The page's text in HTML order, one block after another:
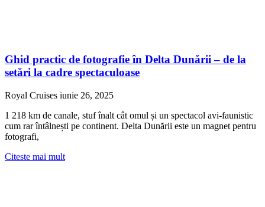
Ghid practic de fotografie în Delta Dunării – de la
setări la cadre spectaculoase
Royal Cruises iunie 26, 2025
1 218 km de canale, stuf înalt cât omul și un spectacol avi-faunistic
cum rar întâlnești pe continent. Delta Dunării este un magnet pentru
fotografi,
Citeste mai mult